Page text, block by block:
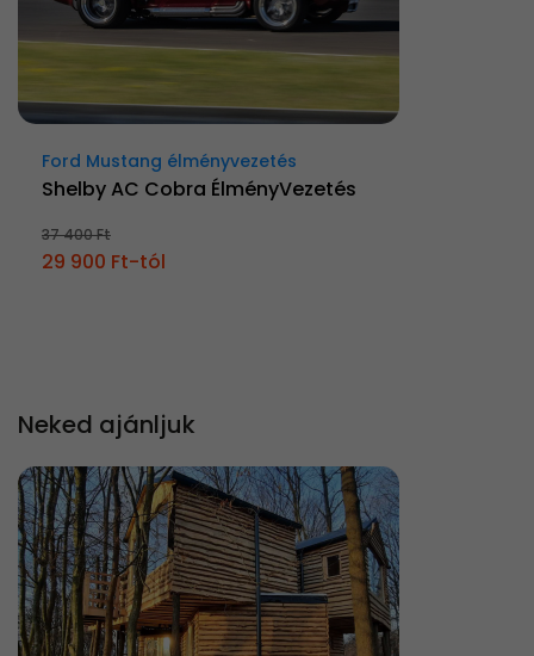
Ford Mustang élményvezetés
Shelby AC Cobra ÉlményVezetés
37 400 Ft
29 900 Ft-tól
Neked ajánljuk